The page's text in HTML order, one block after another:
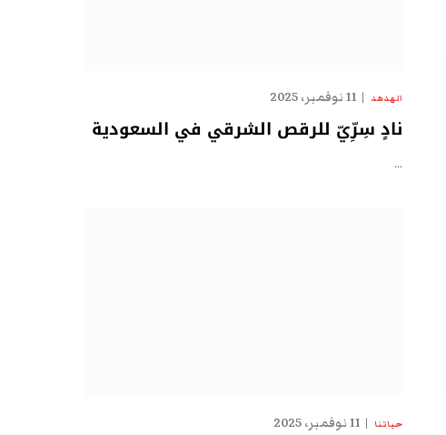
الهدهد 11 نوفمبر، 2025
نادٍ سِرِّيّ للرقص الشرقي في السعودية
…
حياتنا 11 نوفمبر، 2025